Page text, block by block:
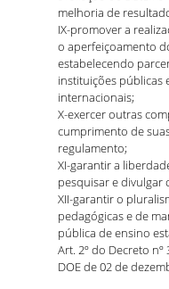
melhoria de
IX-promover a
o aperfeiçoamento
estabelecendo
instituições públicas
internacionais;
X-exercer outras
cumprimento de
regulamento;
XI-garantir a
pesquisar e divulgar
XII-garantir o
pedagógicas e de
pública de ensino
Art. 2º do Decreto nº
DOE de 02 de